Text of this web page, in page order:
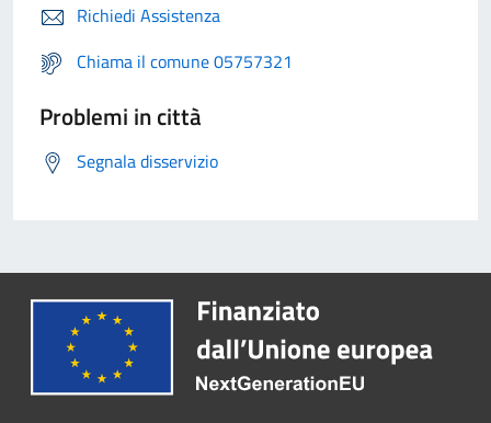
Richiedi Assistenza
Chiama il comune 05757321
Problemi in città
Segnala disservizio